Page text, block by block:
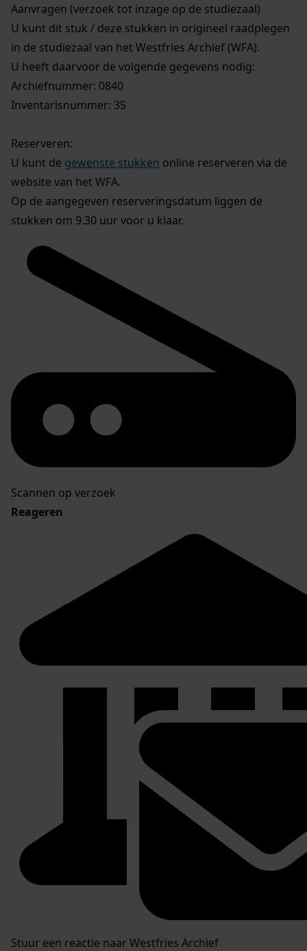
Aanvragen (verzoek tot inzage op de studiezaal)
U kunt dit stuk / deze stukken in origineel raadplegen
in de studiezaal van het Westfries Archief (WFA).
U heeft daarvoor de volgende gegevens nodig:
Archiefnummer: 0840
Inventarisnummer: 35
Reserveren:
U kunt de gewenste stukken online reserveren via de
website van het WFA.
Op de aangegeven reserveringsdatum liggen de
stukken om 9.30 uur voor u klaar.
Scannen op verzoek
Reageren
Stuur een reactie naar Westfries Archief